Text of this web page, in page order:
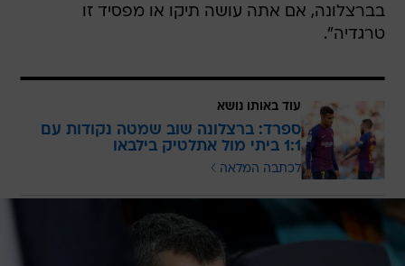
בברצלונה, אם אתה עושה תיקו או מפסיד זו
טרגדיה".
עוד באותו נושא
ספרד: ברצלונה שוב שמטה נקודות עם
1:1 ביתי מול אתלטיק בילבאו
לכתבה המלאה